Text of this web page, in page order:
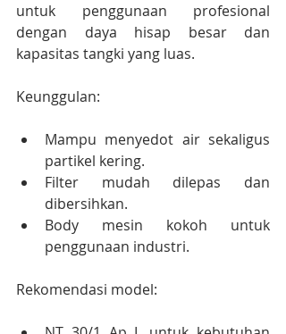
untuk penggunaan profesional
dengan daya hisap besar dan
kapasitas tangki yang luas.
Keunggulan:
Mampu menyedot air sekaligus
partikel kering.
Filter mudah dilepas dan
dibersihkan.
Body mesin kokoh untuk
penggunaan industri.
Rekomendasi model: